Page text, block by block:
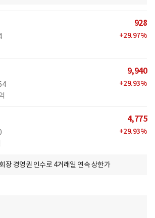
928
+29.97%
9,940
+29.93%
4,775
+29.93%
장 경영권 인수로 4거래일 연속 상한가